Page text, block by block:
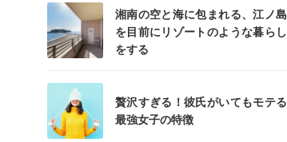
湘南の空と海に包まれる、江ノ島
を目前にリゾートのような暮らし
をする
贅沢すぎる！彼氏がいてもモテる
最強女子の特徴